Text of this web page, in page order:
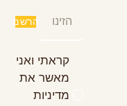
הרשם
קראתי ואני
מאשר את
מדיניות